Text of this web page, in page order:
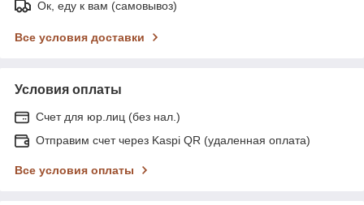
Ок, еду к вам (самовывоз)
Все условия доставки
Условия оплаты
Счет для юр.лиц (без нал.)
Отправим счет через Kaspi QR (удаленная оплата)
Все условия оплаты